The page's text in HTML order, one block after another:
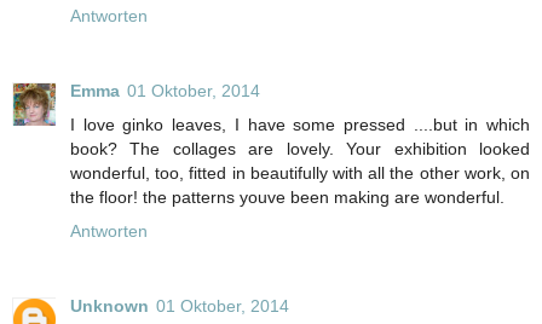
Antworten
Emma 01 Oktober, 2014
I love ginko leaves, I have some pressed ....but in which
book? The collages are lovely. Your exhibition looked
wonderful, too, fitted in beautifully with all the other work, on
the floor! the patterns youve been making are wonderful.
Antworten
Unknown 01 Oktober, 2014